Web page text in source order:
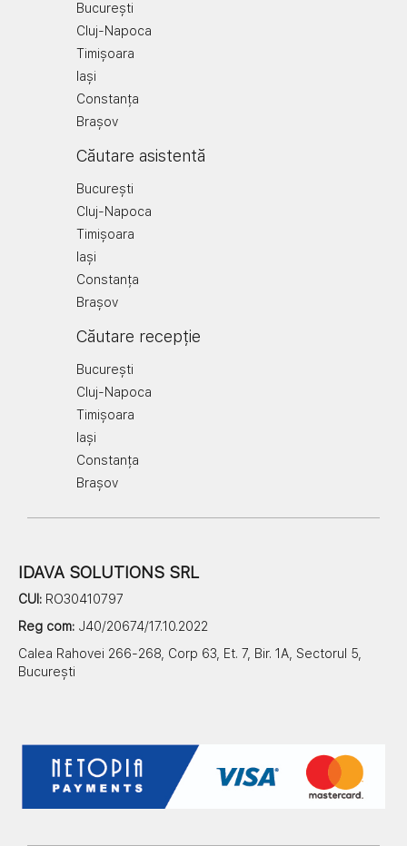
București
Cluj-Napoca
Timișoara
Iași
Constanța
Brașov
Căutare asistentă
București
Cluj-Napoca
Timișoara
Iași
Constanța
Brașov
Căutare recepție
București
Cluj-Napoca
Timișoara
Iași
Constanța
Brașov
IDAVA SOLUTIONS SRL
CUI: RO30410797
Reg com: J40/20674/17.10.2022
Calea Rahovei 266-268, Corp 63, Et. 7, Bir. 1A, Sectorul 5,
București